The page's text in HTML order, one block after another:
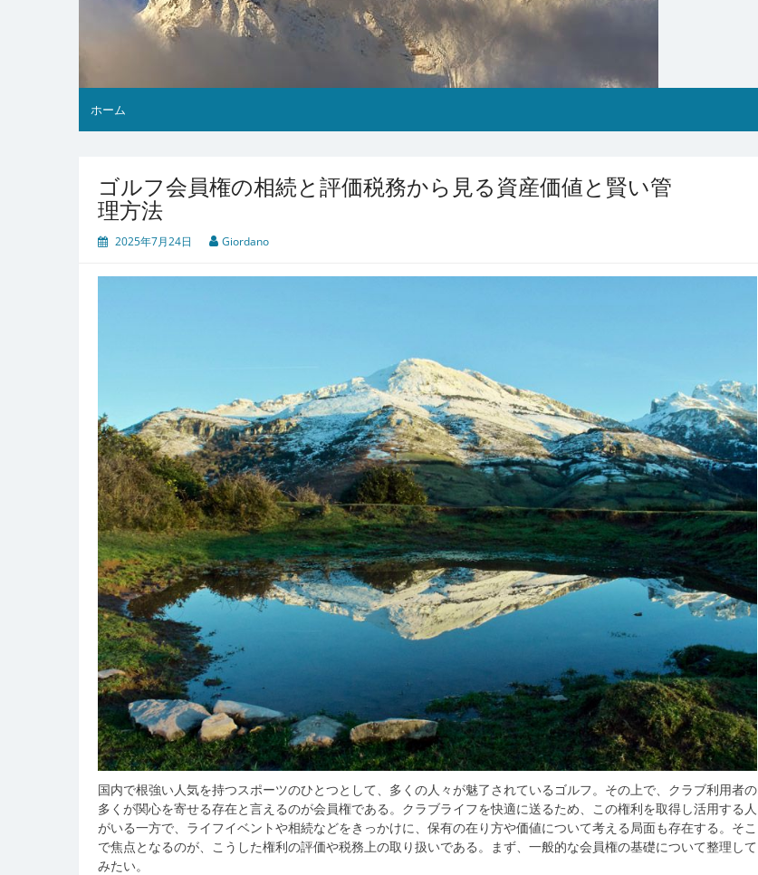
ホーム
ゴルフ会員権の相続と評価税務から見る資産価値と賢い管
理方法
2025年7月24日 Giordano
国内で根強い人気を持つスポーツのひとつとして、多くの人々が魅了されているゴルフ。 その上で、クラブ利用者の
多くが関心を寄せる存在と言えるのが会員権である。クラブライフを快適に送るため、この権利を取得し活用する人
がいる一方で、ライフイベントや相続などをきっかけに、保有の在り方や価値について考える局面も存在する。そこ
で焦点となるのが、こうした権利の評価や税務上の取り扱いである。まず、一般的な会員権の基礎について整理して
みたい。